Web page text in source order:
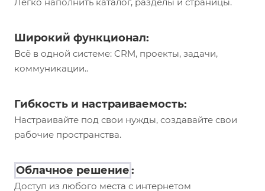
Широкий функционал:
Всё в одной системе: CRM, проекты, задачи,
коммуникации..
Гибкость и настраиваемость:
Настраивайте под свои нужды, создавайте свои
рабочие пространства.
Облачное решение:
Доступ из любого места с интернетом